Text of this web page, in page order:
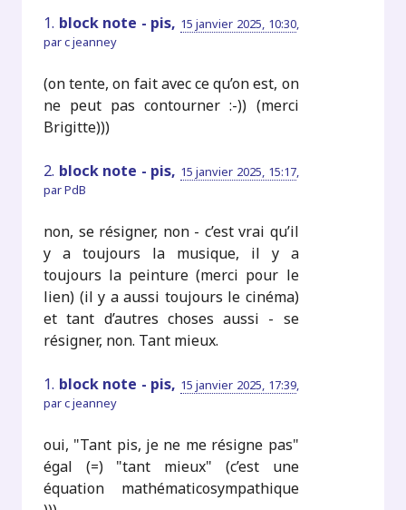
1. block note - pis, 15 janvier 2025, 10:30,
parc jeanney
(on tente, on fait avec ce qu’on est, on
ne peut pas contourner :-)) (merci
Brigitte)))
2. block note - pis, 15 janvier 2025, 15:17,
parPdB
non, se résigner, non - c’est vrai qu’il
y a toujours la musique, il y a
toujours la peinture (merci pour le
lien) (il y a aussi toujours le cinéma)
et tant d’autres choses aussi - se
résigner, non. Tant mieux.
1. block note - pis, 15 janvier 2025, 17:39,
parc jeanney
oui, "Tant pis, je ne me résigne pas"
égal (=) "tant mieux" (c’est une
équation mathématicosympathique